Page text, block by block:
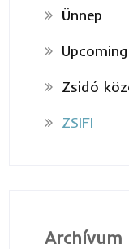
Ünnep
Upcoming
Zsidó
ZSIFI
Archívum